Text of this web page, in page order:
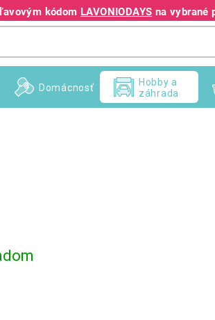
kódom LAVONIODAYS na vybrané
+421 940 995 209
Domácnosť
Hobby a
záhrada